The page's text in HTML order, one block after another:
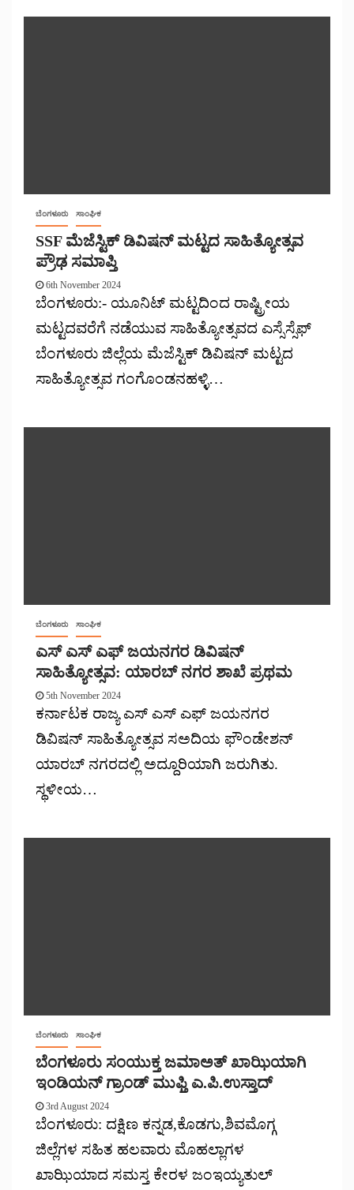
ಬೆಂಗಳೂರು ಸಾಂಘಿಕ
SSF ಮೆಜೆಸ್ಟಿಕ್ ಡಿವಿಷನ್ ಮಟ್ಟದ ಸಾಹಿತ್ಯೋತ್ಸವ
ಪ್ರೌಢ ಸಮಾಪ್ತಿ
6th November 2024
ಬೆಂಗಳೂರು:- ಯೂನಿಟ್ ಮಟ್ಟದಿಂದ ರಾಷ್ಟ್ರೀಯ
ಮಟ್ಟದವರೆಗೆ ನಡೆಯುವ ಸಾಹಿತ್ಯೋತ್ಸವದ ಎಸ್ಸೆಸ್ಸೆಫ್
ಬೆಂಗಳೂರು ಜಿಲ್ಲೆಯ ಮೆಜೆಸ್ಟಿಕ್ ಡಿವಿಷನ್ ಮಟ್ಟದ
ಸಾಹಿತ್ಯೋತ್ಸವ ಗಂಗೊಂಡನಹಳ್ಳಿ…
ಬೆಂಗಳೂರು ಸಾಂಘಿಕ
ಎಸ್ ಎಸ್ ಎಫ್ ಜಯನಗರ ಡಿವಿಷನ್
ಸಾಹಿತ್ಯೋತ್ಸವ: ಯಾರಬ್ ನಗರ ಶಾಖೆ ಪ್ರಥಮ
5th November 2024
ಕರ್ನಾಟಕ ರಾಜ್ಯ ಎಸ್ ಎಸ್ ಎಫ್ ಜಯನಗರ
ಡಿವಿಷನ್ ಸಾಹಿತ್ಯೋತ್ಸವ ಸ‌ಅದಿಯ ಫೌಂಡೇಶನ್
ಯಾರಬ್ ನಗರದಲ್ಲಿ ಅದ್ದೂರಿಯಾಗಿ ಜರುಗಿತು.
ಸ್ಥಳೀಯ…
ಬೆಂಗಳೂರು ಸಾಂಘಿಕ
ಬೆಂಗಳೂರು ಸಂಯುಕ್ತ ಜಮಾಅತ್ ಖಾಝಿಯಾಗಿ
ಇಂಡಿಯನ್ ಗ್ರಾಂಡ್ ಮುಫ್ತಿ ಎ.ಪಿ.ಉಸ್ತಾದ್
3rd August 2024
ಬೆಂಗಳೂರು: ದಕ್ಷಿಣ ಕನ್ನಡ,ಕೊಡಗು,ಶಿವಮೊಗ್ಗ
ಜಿಲ್ಲೆಗಳ ಸಹಿತ ಹಲವಾರು ಮೊಹಲ್ಲಾಗಳ
ಖಾಝಿಯಾದ ಸಮಸ್ತ ಕೇರಳ ಜಂಇಯ್ಯತುಲ್